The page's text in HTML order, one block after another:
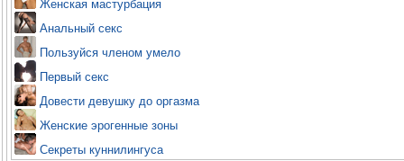
Женская мастурбация
Анальный секс
Пользуйся членом умело
Первый секс
Довести девушку до оргазма
Женские эрогенные зоны
Секреты куннилингуса